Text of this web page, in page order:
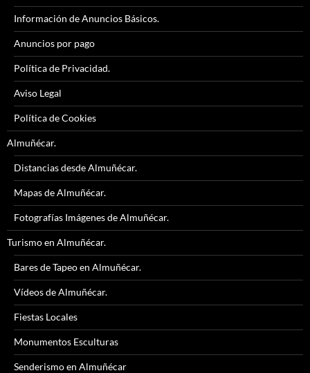
Información de Anuncios Básicos.
Anuncios por pago
Política de Privacidad.
Aviso Legal
Política de Cookies
Almuñécar.
Distancias desde Almuñécar.
Mapas de Almuñécar.
Fotografías Imágenes de Almuñécar.
Turismo en Almuñécar.
Bares de Tapeo en Almuñécar.
Vídeos de Almuñécar.
Fiestas Locales
Monumentos Esculturas
Senderismo en Almuñécar